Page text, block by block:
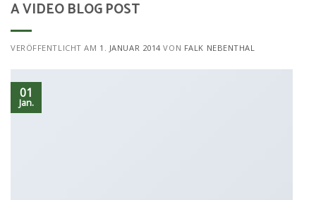
A VIDEO BLOG POST
VERÖFFENTLICHT AM 1. JANUAR 2014 VON FALK NEBENTHAL
01
Jan.